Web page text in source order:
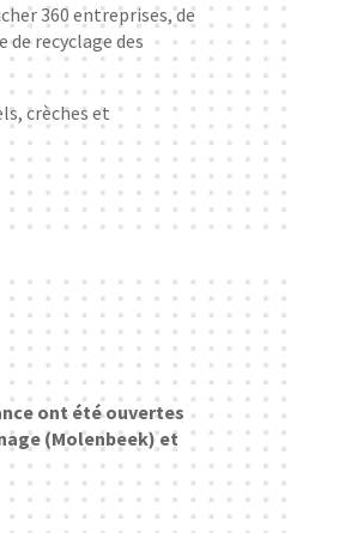
360 entreprises, de
recyclage des
crèches et
ont été ouvertes
(Molenbeek) et